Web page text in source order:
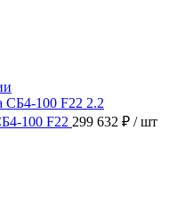
100 F22 299 632 ₽ / шт